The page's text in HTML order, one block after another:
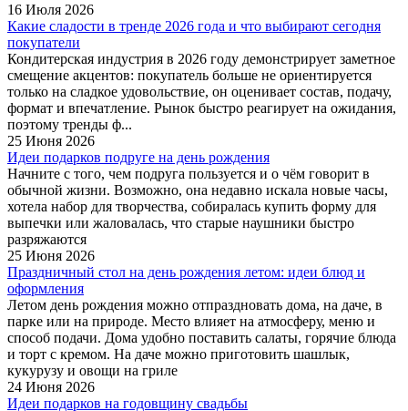
16 Июля 2026
Какие сладости в тренде 2026 года и что выбирают сегодня
покупатели
Кондитерская индустрия в 2026 году демонстрирует заметное
смещение акцентов: покупатель больше не ориентируется
только на сладкое удовольствие, он оценивает состав, подачу,
формат и впечатление. Рынок быстро реагирует на ожидания,
поэтому тренды ф...
25 Июня 2026
Идеи подарков подруге на день рождения
Начните с того, чем подруга пользуется и о чём говорит в
обычной жизни. Возможно, она недавно искала новые часы,
хотела набор для творчества, собиралась купить форму для
выпечки или жаловалась, что старые наушники быстро
разряжаются
25 Июня 2026
Праздничный стол на день рождения летом: идеи блюд и
оформления
Летом день рождения можно отпраздновать дома, на даче, в
парке или на природе. Место влияет на атмосферу, меню и
способ подачи. Дома удобно поставить салаты, горячие блюда
и торт с кремом. На даче можно приготовить шашлык,
кукурузу и овощи на гриле
24 Июня 2026
Идеи подарков на годовщину свадьбы